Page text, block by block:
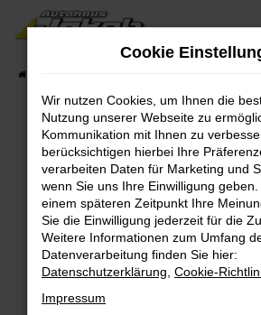
Zum
Hauptinhalt
Fehler: Network
Beim Laden ist ein Fehler
Hier sind ein paar Tipps, die dir
Überprüfe deine Firewall und
Internetverbindung.
Laden andere Webseiten, zum
Suchmaschine?
Cookie
Wir nutzen Cookies, um Ihnen die
Nutzung unserer Webseite zu
Kommunikation mit Ihnen zu
berücksichtigen hierbei Ihre
verarbeiten Daten für Marketing und
wenn Sie uns Ihre Einwilligung
einem späteren Zeitpunkt Ihre
Sie die Einwilligung jederzeit für die
Weitere Informationen zum Umfang
Datenverarbeitung finden Sie hier:
Datenschutzerklärung Cookie-
Impressum